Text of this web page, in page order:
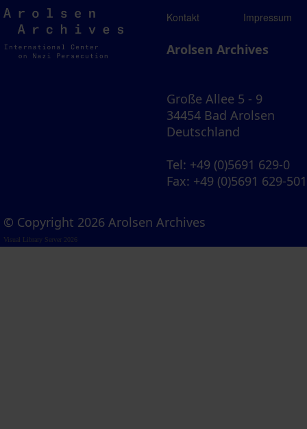
Arolsen
Archives
Kontakt Impressum
Arolsen Archives
Große Allee 5 - 9
34454 Bad Arolsen
Deutschland
Tel: +49 (0)5691 629-0
Fax: +49 (0)5691 629-501
© Copyright 2026 Arolsen Archives
Visual Library Server 2026